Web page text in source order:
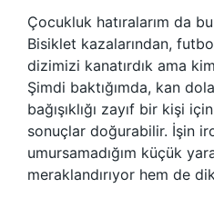
Çocukluk hatıralarım da
Bisiklet kazalarından,
dizimizi kanatırdık ama
Şimdi baktığımda, kan
bağışıklığı zayıf bir kişi
sonuçlar doğurabilir. İşin
umursamadığım küçük
meraklandırıyor hem de